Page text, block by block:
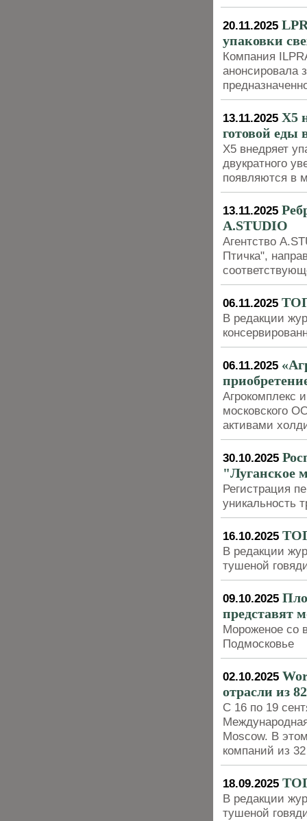
20.11.2025
упаковки
Компания
анонсировала
13.11.2025 X5
готовой еды
X5 внедряет
двукратного
появляются в
13.11.2025
A.STUDIO
Агентство
Птичка",
06.11.2025
В редакции
06.11.2025
Агрокомплекс
московского
активами
30.10.2025
"Луганское
Регистрация
уникальность
16.10.2025
В редакции
тушеной
09.10.2025
представят
Мороженое со
Подмосковье
02.10.2025
отрасли из
С 16 по 19
Moscow. В
компаний из
18.09.2025
В редакции
тушеной